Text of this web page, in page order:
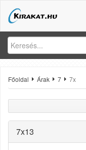
Főoldal Árak 7 7x
7x13